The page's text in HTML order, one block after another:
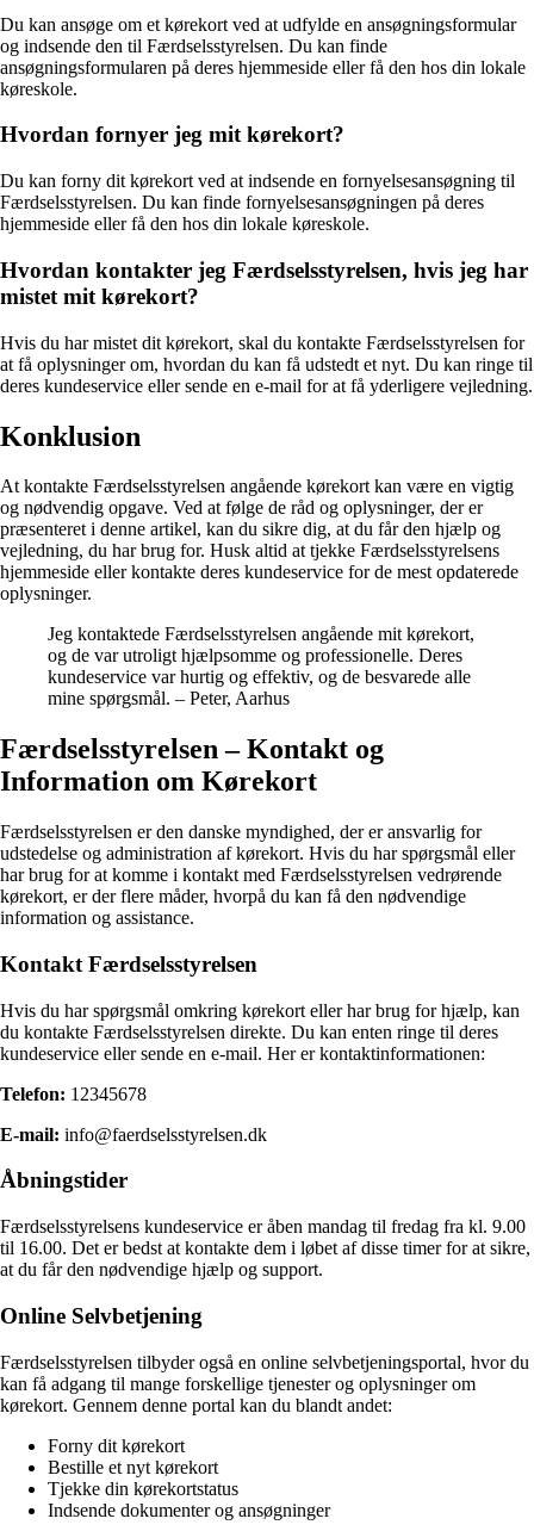
Du kan ansøge om et kørekort ved at udfylde en ansøgningsformular
og indsende den til Færdselsstyrelsen. Du kan finde
ansøgningsformularen på deres hjemmeside eller få den hos din lokale
køreskole.
Hvordan fornyer jeg mit kørekort?
Du kan forny dit kørekort ved at indsende en fornyelsesansøgning til
Færdselsstyrelsen. Du kan finde fornyelsesansøgningen på deres
hjemmeside eller få den hos din lokale køreskole.
Hvordan kontakter jeg Færdselsstyrelsen, hvis jeg har
mistet mit kørekort?
Hvis du har mistet dit kørekort, skal du kontakte Færdselsstyrelsen for
at få oplysninger om, hvordan du kan få udstedt et nyt. Du kan ringe til
deres kundeservice eller sende en e-mail for at få yderligere vejledning.
Konklusion
At kontakte Færdselsstyrelsen angående kørekort kan være en vigtig
og nødvendig opgave. Ved at følge de råd og oplysninger, der er
præsenteret i denne artikel, kan du sikre dig, at du får den hjælp og
vejledning, du har brug for. Husk altid at tjekke Færdselsstyrelsens
hjemmeside eller kontakte deres kundeservice for de mest opdaterede
oplysninger.
Jeg kontaktede Færdselsstyrelsen angående mit kørekort,
og de var utroligt hjælpsomme og professionelle. Deres
kundeservice var hurtig og effektiv, og de besvarede alle
mine spørgsmål. – Peter, Aarhus
Færdselsstyrelsen – Kontakt og
Information om Kørekort
Færdselsstyrelsen er den danske myndighed, der er ansvarlig for
udstedelse og administration af kørekort. Hvis du har spørgsmål eller
har brug for at komme i kontakt med Færdselsstyrelsen vedrørende
kørekort, er der flere måder, hvorpå du kan få den nødvendige
information og assistance.
Kontakt Færdselsstyrelsen
Hvis du har spørgsmål omkring kørekort eller har brug for hjælp, kan
du kontakte Færdselsstyrelsen direkte. Du kan enten ringe til deres
kundeservice eller sende en e-mail. Her er kontaktinformationen:
Telefon: 12345678
E-mail: info@faerdselsstyrelsen.dk
Åbningstider
Færdselsstyrelsens kundeservice er åben mandag til fredag fra kl. 9.00
til 16.00. Det er bedst at kontakte dem i løbet af disse timer for at sikre,
at du får den nødvendige hjælp og support.
Online Selvbetjening
Færdselsstyrelsen tilbyder også en online selvbetjeningsportal, hvor du
kan få adgang til mange forskellige tjenester og oplysninger om
kørekort. Gennem denne portal kan du blandt andet:
Forny dit kørekort
Bestille et nyt kørekort
Tjekke din kørekortstatus
Indsende dokumenter og ansøgninger